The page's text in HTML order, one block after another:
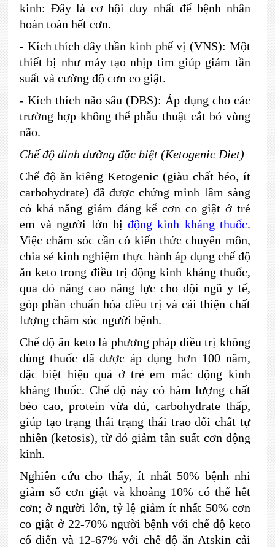
kinh: Đây là cơ hội duy nhất để bệnh nhân
hoàn toàn hết cơn.
- Kích thích dây thần kinh phế vị (VNS): Một
thiết bị như máy tạo nhịp tim giúp giảm tần
suất và cường độ cơn co giật.
- Kích thích não sâu (DBS): Áp dụng cho các
trường hợp không thể phẫu thuật cắt bỏ vùng
não.
Chế độ dinh dưỡng đặc biệt (Ketogenic Diet)
Chế độ ăn kiêng Ketogenic (giàu chất béo, ít
carbohydrate) đã được chứng minh lâm sàng
có khả năng giảm đáng kể cơn co giật ở trẻ
em và người lớn bịđộng kinh kháng thuốc.
Việc chăm sóc cần có kiến thức chuyên môn,
chia sẻ kinh nghiệm thực hành áp dụng chế độ
ăn keto trong điều trị động kinh kháng thuốc,
qua đó nâng cao năng lực cho đội ngũ y tế,
góp phần chuẩn hóa điều trị và cải thiện chất
lượng chăm sóc người bệnh.
Chế độ ăn keto là phương pháp điều trị không
dùng thuốc đã được áp dụng hơn 100 năm,
đặc biệt hiệu quả ở trẻ em mắc động kinh
kháng thuốc. Chế độ này có hàm lượng chất
béo cao, protein vừa đủ, carbohydrate thấp,
giúp tạo trạng thái trạng thái trao đổi chất tự
nhiên (ketosis), từ đó giảm tần suất cơn động
kinh.
Nghiên cứu cho thấy, ít nhất 50% bệnh nhi
giảm số cơn giật và khoảng 10% có thể hết
cơn; ở người lớn, tỷ lệ giảm ít nhất 50% cơn
co giật ở 22-70% người bệnh với chế độ keto
cổ điển và 12-67% với chế độ ăn Atskin cải